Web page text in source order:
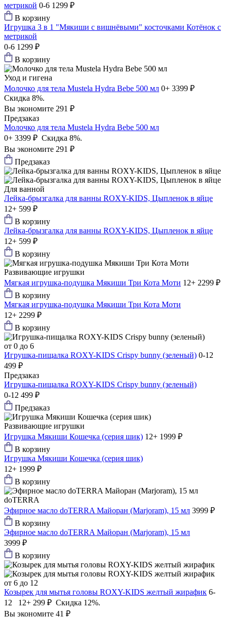
метрикой 0-6 1299 ₽
В корзину
Игрушка 3 в 1 "Мякиши с вишнёвыми" косточками Котёнок с
метрикой
0-6 1299 ₽
В корзину
Уход и гигена
Молочко для тела Mustela Hydra Bebe 500 мл 0+ 3399 ₽
Скидка 8%.
Вы экономите 291 ₽
Предзаказ
Молочко для тела Mustela Hydra Bebe 500 мл
0+ 3399 ₽ Скидка 8%.
Вы экономите 291 ₽
Предзаказ
Для ванной
Лейка-брызгалка для ванны ROXY-KIDS, Цыпленок в яйце
12+ 599 ₽
В корзину
Лейка-брызгалка для ванны ROXY-KIDS, Цыпленок в яйце
12+ 599 ₽
В корзину
Развивающие игрушки
Мягкая игрушка-подушка Мякиши Три Кота Моти 12+ 2299 ₽
В корзину
Мягкая игрушка-подушка Мякиши Три Кота Моти
12+ 2299 ₽
В корзину
от 0 до 6
Игрушка-пищалка ROXY-KIDS Crispy bunny (зеленый) 0-12
499 ₽
Предзаказ
Игрушка-пищалка ROXY-KIDS Crispy bunny (зеленый)
0-12 499 ₽
Предзаказ
Развивающие игрушки
Игрушка Мякиши Кошечка (серия шик) 12+ 1999 ₽
В корзину
Игрушка Мякиши Кошечка (серия шик)
12+ 1999 ₽
В корзину
doTERRA
Эфирное масло doTERRA Майоран (Marjoram), 15 мл 3999 ₽
В корзину
Эфирное масло doTERRA Майоран (Marjoram), 15 мл
3999 ₽
В корзину
от 6 до 12
Козырек для мытья головы ROXY-KIDS желтый жирафик 6-
12 12+ 299 ₽ Скидка 12%.
Вы экономите 41 ₽